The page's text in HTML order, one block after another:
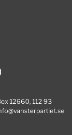
12660, 112 93